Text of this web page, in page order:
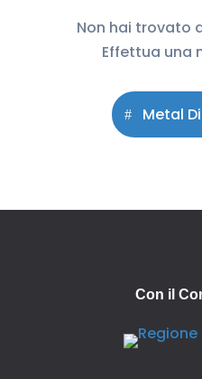
Non hai trovato
Effettua una
Metal
Con il